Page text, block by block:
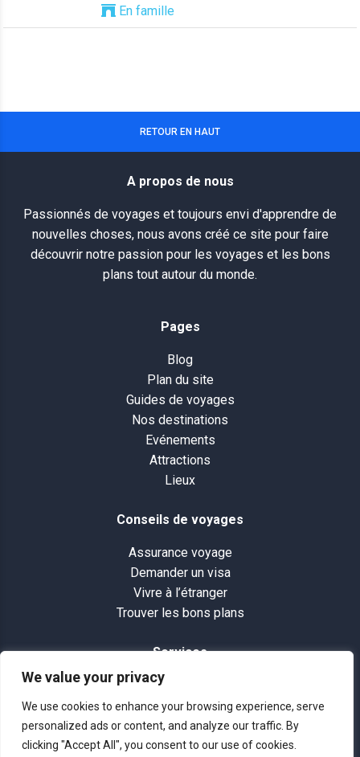
We value your privacy
We use cookies to enhance your browsing experience, serve
personalized ads or content, and analyze our traffic. By
clicking "Accept All", you consent to our use of cookies.
En famille
RETOUR EN HAUT
A propos de nous
Passionnés de voyages et toujours envi d'apprendre de
nouvelles choses, nous avons créé ce site pour faire
découvrir notre passion pour les voyages et les bons
plans tout autour du monde.
Pages
Blog
Plan du site
Guides de voyages
Nos destinations
Evénements
Attractions
Lieux
Conseils de voyages
Assurance voyage
Demander un visa
Vivre à l’étranger
Trouver les bons plans
Services
Plan du site
Se connecter
Photos et vidéos de voyage